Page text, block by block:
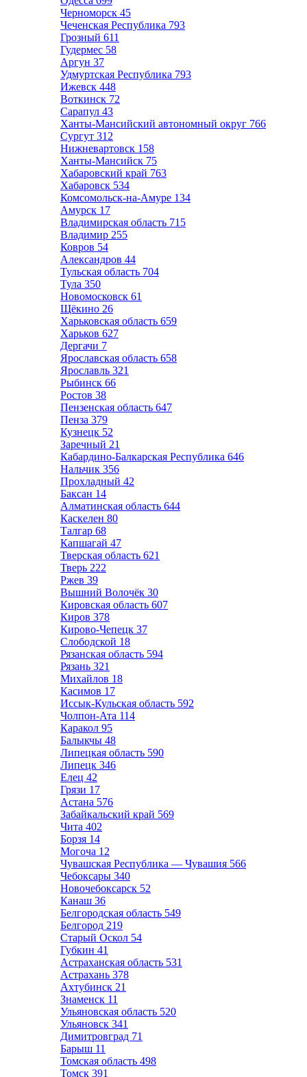
Черноморск 45
Чеченская Республика 793
Грозный 611
Гудермес 58
Аргун 37
Удмуртская Республика 793
Ижевск 448
Воткинск 72
Сарапул 43
Ханты-Мансийский автономный округ 766
Сургут 312
Нижневартовск 158
Ханты-Мансийск 75
Хабаровский край 763
Хабаровск 534
Комсомольск-на-Амуре 134
Амурск 17
Владимирская область 715
Владимир 255
Ковров 54
Александров 44
Тульская область 704
Тула 350
Новомосковск 61
Щёкино 26
Харьковская область 659
Харьков 627
Дергачи 7
Ярославская область 658
Ярославль 321
Рыбинск 66
Ростов 38
Пензенская область 647
Пенза 379
Кузнецк 52
Заречный 21
Кабардино-Балкарская Республика 646
Нальчик 356
Прохладный 42
Баксан 14
Алматинская область 644
Каскелен 80
Талгар 68
Капшагай 47
Тверская область 621
Тверь 222
Ржев 39
Вышний Волочёк 30
Кировская область 607
Киров 378
Кирово-Чепецк 37
Слободской 18
Рязанская область 594
Рязань 321
Михайлов 18
Касимов 17
Иссык-Кульская область 592
Чолпон-Ата 114
Каракол 95
Балыкчы 48
Липецкая область 590
Липецк 346
Елец 42
Грязи 17
Астана 576
Забайкальский край 569
Чита 402
Борзя 14
Могоча 12
Чувашская Республика — Чувашия 566
Чебоксары 340
Новочебоксарск 52
Канаш 36
Белгородская область 549
Белгород 219
Старый Оскол 54
Губкин 41
Астраханская область 531
Астрахань 378
Ахтубинск 21
Знаменск 11
Ульяновская область 520
Ульяновск 341
Димитровград 71
Барыш 11
Томская область 498
Томск 391